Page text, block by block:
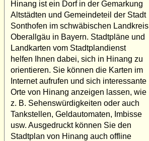
Hinang ist ein Dorf in der Gemarkung
Altstädten und Gemeindeteil der Stadt
Sonthofen im schwäbischen Landkreis
Oberallgäu in Bayern. Stadtpläne und
Landkarten vom Stadtplandienst
helfen Ihnen dabei, sich in Hinang zu
orientieren. Sie können die Karten im
Internet aufrufen und sich interessante
Orte von Hinang anzeigen lassen, wie
z. B. Sehenswürdigkeiten oder auch
Tankstellen, Geldautomaten, Imbisse
usw. Ausgedruckt können Sie den
Stadtplan von Hinang auch offline